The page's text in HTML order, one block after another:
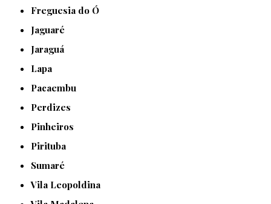
Freguesia do Ó
Jaguaré
Jaraguá
Lapa
Pacaembu
Perdizes
Pinheiros
Pirituba
Sumaré
Vila Leopoldina